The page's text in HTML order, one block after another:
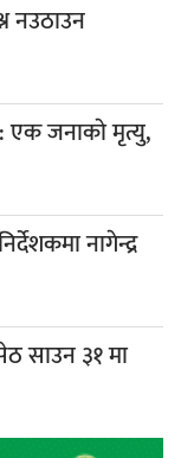
नउठाउन
एक जनाकाे मृत्यु,
नागेन्द्र
साउन ३१ मा